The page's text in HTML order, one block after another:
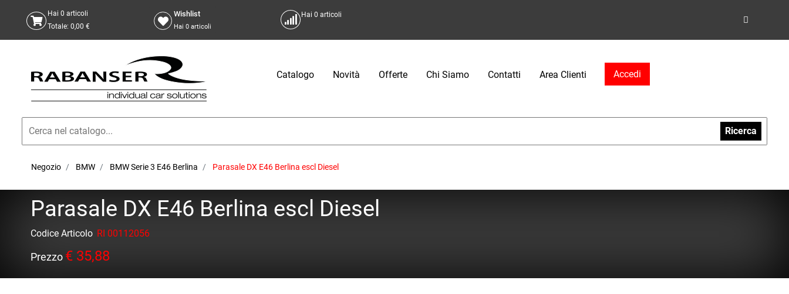
Hai 0 articoli
Totale: 0,00 €
Wishlist
Hai 0 articoli
Hai0 articoli
Catalogo Novità Offerte Chi Siamo Contatti Area Clienti Accedi
Ricerca
Negozio BMW BMW Serie 3 E46 Berlina Parasale DX E46 Berlina escl Diesel
Parasale DX E46 Berlina escl Diesel
Codice Articolo RI 00112056
Prezzo € 35,88